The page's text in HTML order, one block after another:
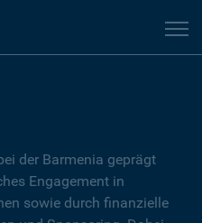
der Barmenia geprägt
Engagement in
sowie durch finanzielle